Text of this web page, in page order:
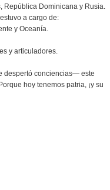
República Dominicana y Rusia.
a cargo de:
y Oceanía.
y articuladores.
despertó conciencias— este
hoy tenemos patria, ¡y su